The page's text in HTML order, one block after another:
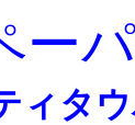
ー
ィタ